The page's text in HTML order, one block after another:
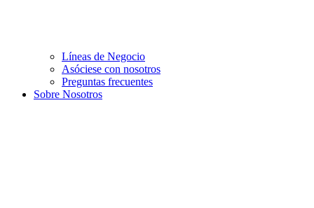
Líneas de Negocio
Asóciese con nosotros
Preguntas frecuentes
Sobre Nosotros